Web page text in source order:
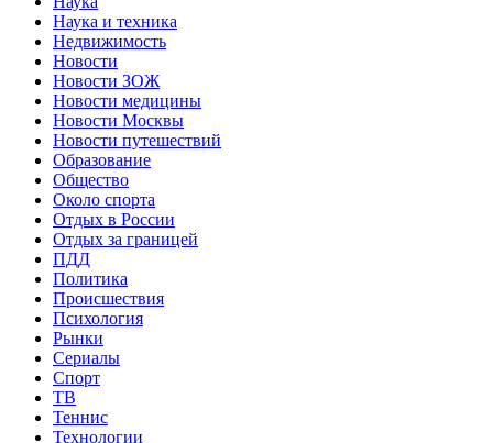
Наука и техника
Недвижимость
Новости
Новости ЗОЖ
Новости медицины
Новости Москвы
Новости путешествий
Образование
Общество
Около спорта
Отдых в России
Отдых за границей
ПДД
Политика
Происшествия
Психология
Рынки
Сериалы
Спорт
ТВ
Теннис
Технологии